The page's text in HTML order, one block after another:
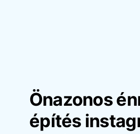
Önazonos
építés